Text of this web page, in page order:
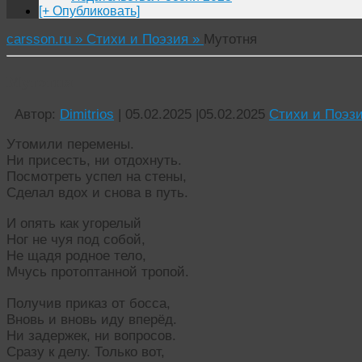
[+ Опубликовать]
carsson.ru » Стихи и Поэзия » Мутотня
Автор: Dimitrios | 05.02.2025 |05.02.2025 Стихи и
Утомили перемены.
Ни присесть, ни отдохнуть.
Посмотреть успел на стены,
Сделал вдох и снова в путь.
И опять как угорелый
Ног не чуя под собой,
Не щадя родное тело,
Мчусь протоптанной тропой.
Получив приказ от босса,
Вновь и вновь иду вперёд.
Ни задержек, ни вопросов.
Сразу к делу. Только вот,